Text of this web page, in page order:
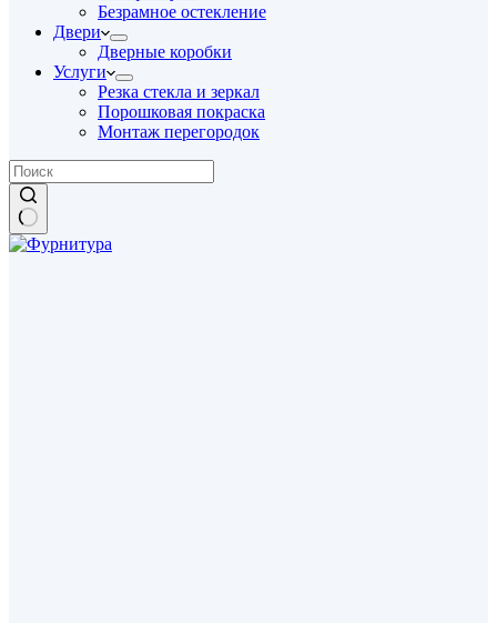
Безрамное остекление
Двери
Дверные коробки
Услуги
Резка стекла и зеркал
Порошковая покраска
Монтаж перегородок
Ничего